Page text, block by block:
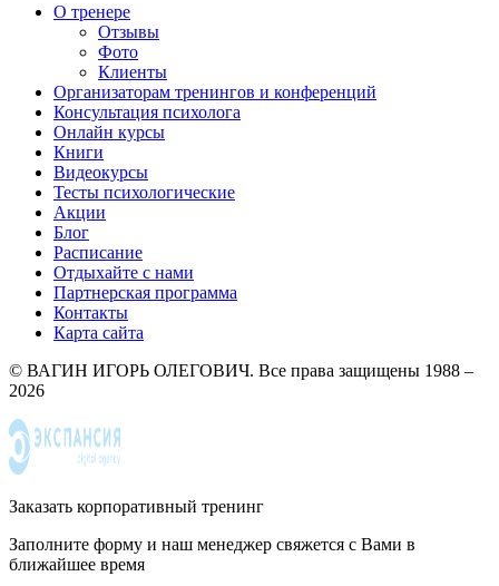
О тренере
Отзывы
Фото
Клиенты
Организаторам тренингов и конференций
Консультация психолога
Онлайн курсы
Книги
Видеокурсы
Тесты психологические
Акции
Блог
Расписание
Отдыхайте с нами
Партнерская программа
Контакты
Карта сайта
© ВАГИН ИГОРЬ ОЛЕГОВИЧ. Все права защищены 1988 –
2026
Заказать корпоративный тренинг
Заполните форму и наш менеджер свяжется с Вами в
ближайшее время